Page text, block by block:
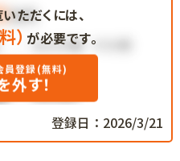
ただくには、
） が必要です。
員登録(無料)
外す！
登録日：2026/3/21